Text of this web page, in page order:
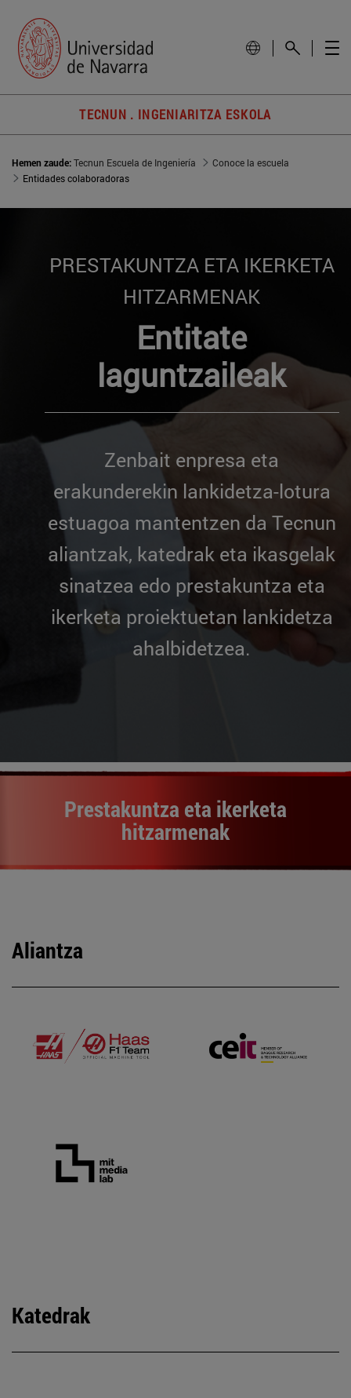
TECNUN . INGENIARITZA ESKOLA
Hemen zaude:Tecnun Escuela de Ingeniería
Conoce la escuela
Entidades colaboradoras
PRESTAKUNTZA ETA IKERKETA
HITZARMENAK
Entitate
laguntzaileak
Zenbait enpresa eta
erakunderekin lankidetza-lotura
estuagoa mantentzen da Tecnun
aliantzak, katedrak eta ikasgelak
sinatzea edo prestakuntza eta
ikerketa proiektuetan lankidetza
ahalbidetzea.
Prestakuntza eta ikerketa
hitzarmenak
Aliantza
Katedrak